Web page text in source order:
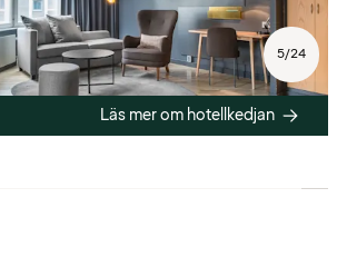
5/24
Läs mer om hotellkedjan